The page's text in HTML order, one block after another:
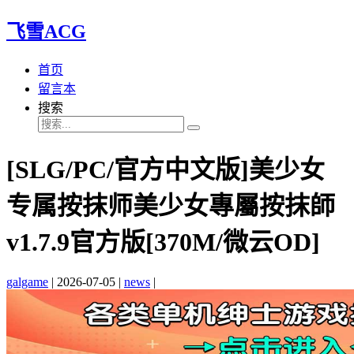
飞雪ACG
首页
留言本
搜索
[SLG/PC/官方中文版]美少女
专属按抹师美少女專屬按抹師
v1.7.9官方版[370M/微云OD]
galgame | 2026-07-05 | news |